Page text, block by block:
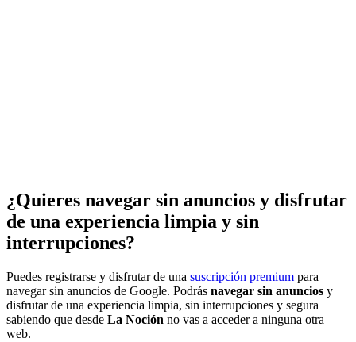
¿Quieres navegar sin anuncios y disfrutar
de una experiencia limpia y sin
interrupciones?
Puedes registrarse y disfrutar de una suscripción premium para
navegar sin anuncios de Google. Podrás navegar sin anuncios y
disfrutar de una experiencia limpia, sin interrupciones y segura
sabiendo que desde La Noción no vas a acceder a ninguna otra
web.